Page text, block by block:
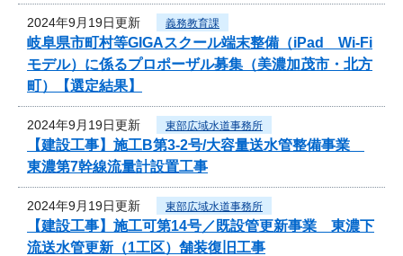
2024年9月19日更新 義務教育課
岐阜県市町村等GIGAスクール端末整備（iPad Wi-Fi
モデル）に係るプロポーザル募集（美濃加茂市・北方
町）【選定結果】
2024年9月19日更新 東部広域水道事務所
【建設工事】施工B第3-2号/大容量送水管整備事業
東濃第7幹線流量計設置工事
2024年9月19日更新 東部広域水道事務所
【建設工事】施工可第14号／既設管更新事業 東濃下
流送水管更新（1工区）舗装復旧工事